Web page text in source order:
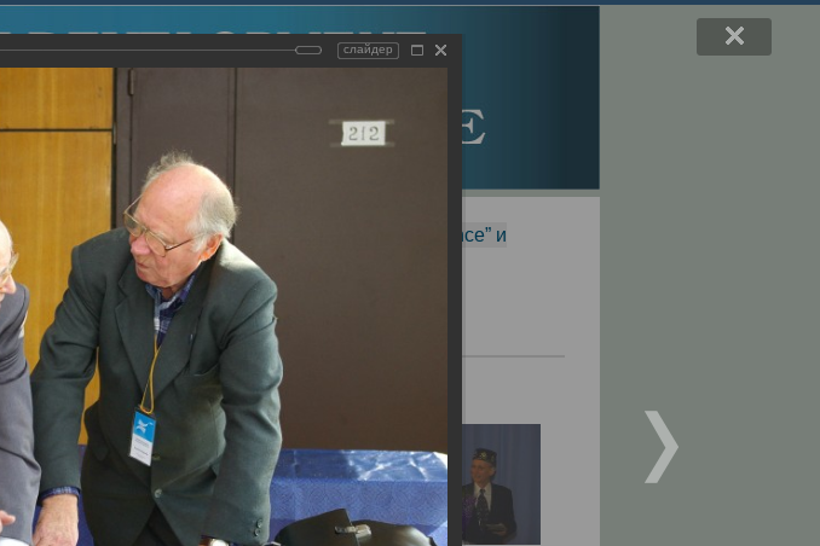
“Modern Development of Magnetic Resonance” и
слайдер